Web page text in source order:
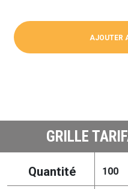
AJOUTER
GRILLE
Quantité 100